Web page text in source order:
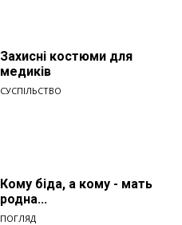
Захисні костюми для
медиків
СУСПІЛЬСТВО
Кому біда, а кому - мать
родна...
ПОГЛЯД